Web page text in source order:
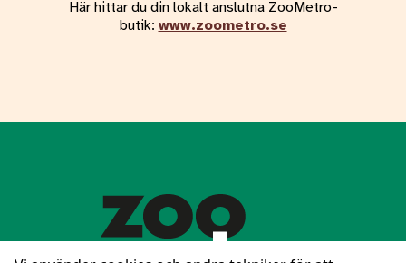
Här hittar du din lokalt anslutna ZooMetro-
butik: www.zoometro.se